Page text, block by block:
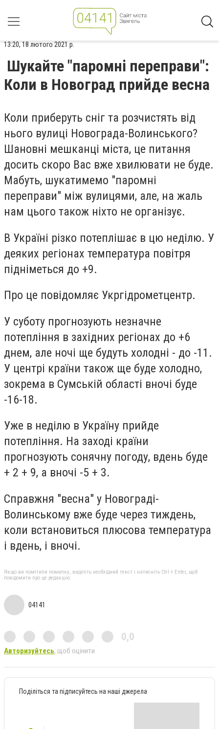
13:20, 18 лютого 2021 р.
Шукайте "паромні переправи":
Коли в Новоград прийде весна
Коли приберуть сніг та розчистять від
нього вулиці Новограда-Волинського?
Шановні мешканці міста, це питання
досить скоро Вас вже хвилювати не буде.
Мабуть, шукатимемо "паромні
переправи" між вулицями, але, на жаль
нам цього також ніхто не організує.
В Україні різко потеплішає в цю неділю. У
деяких регіонах температура повітря
підніметься до +9.
Про це повідомляє Укргідрометцентр.
У суботу прогнозують незначне
потепління в західних регіонах до +6
днем, але ночі ще будуть холодні - до -11.
У центрі країни також ще буде холодно,
зокрема в Сумській області вночі буде
-16-18.
Уже в неділю в Україну прийде
потепління. На заході країни
прогнозують сонячну погоду, вдень буде
+ 2 + 9, а вночі -5 + 3.
Справжня "весна" у Новограді-
Волинському вже буде через тиждень,
коли встановиться плюсова температура
і вдень, і вночі.
Якщо ви помітили помилку, виділіть необхідний текст і натисніть Ctrl + Enter, щоб
повідомити про це редакцію
04141
0,0
Авторизуйтесь, щоб оцінити
Поділіться та підписуйтесь на наші джерела